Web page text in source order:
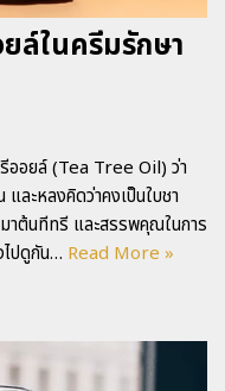
ล์ในครีมรักษา
ออยล์ (Tea Tree Oil) ว่า
ละหลงคิดว่าคงเป็นใบชา
มาต้นทีทรี และสรรพคุณในการ
ไปดูกัน… Read More »